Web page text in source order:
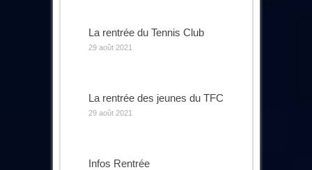
La rentrée du Tennis Club
29 août 2021
La rentrée des jeunes du TFC
29 août 2021
Infos Rentrée